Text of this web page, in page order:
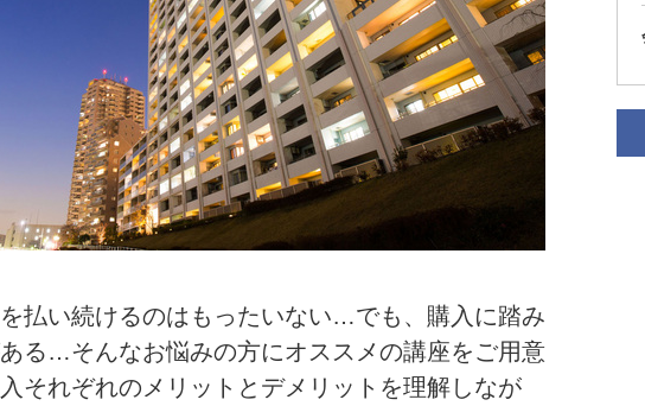
払い続けるのはもったいない…でも、購入に踏み
る…そんなお悩みの方にオススメの講座をご用意
それぞれのメリットとデメリットを理解しなが